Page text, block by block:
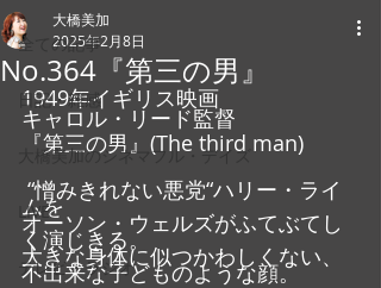
全ての記事
日記・雑感
大橋美加のシネマフル・デイズ
LIVE
テレビ・ラジオ
No.364『第三の男』
大橋美加
2025年2月8日
1949年イギリス映画
キャロル・リード監督
『第三の男』(The third man)
“憎みきれない悪党“ハリー・ライ
ムを
オーソン・ウェルズがふてぶてし
く演じきる。
大きな身体に似つかわしくない、
不出来な子どものような顔。